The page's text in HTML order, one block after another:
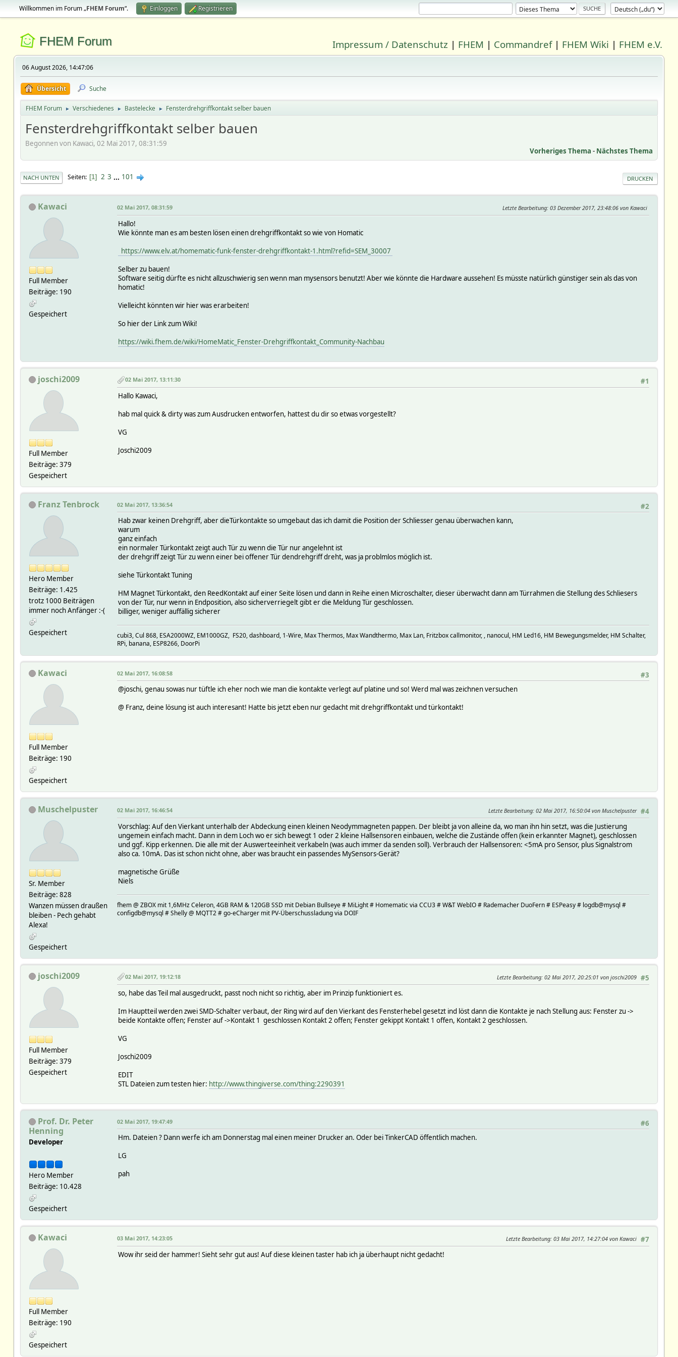
Willkommen im Forum „FHEM Forum“. Einloggen Registrieren
FHEM Forum Impressum / Datenschutz | FHEM | Commandref| FHEM Wiki | FHEM e.V.
06 August 2026, 14:47:06
Übersicht Suche
FHEM Forum ► Verschiedenes ► Bastelecke ► Fensterdrehgriffkontakt selber bauen
Fensterdrehgriffkontakt selber bauen
Begonnen von Kawaci, 02 Mai 2017, 08:31:59
Vorheriges Thema - Nächstes Thema
DRUCKEN
NACH UNTEN Seiten 1 2 3 ... 101
Kawaci
Full Member
Beiträge: 190
Gespeichert
02 Mai 2017, 08:31:59 Letzte Bearbeitung: 03 Dezember 2017, 23:48:06 von Kawaci
Hallo!
Wie könnte man es am besten lösen einen drehgriffkontakt so wie von Homatic
https://www.elv.at/homematic-funk-fenster-drehgriffkontakt-1.html?refid=SEM_30007
Selber zu bauen!
Software seitig dürfte es nicht allzuschwierig sen wenn man mysensors benutzt! Aber wie könnte die Hardware aussehen! Es müsste natürlich günstiger sein als das von
homatic!
Vielleicht könnten wir hier was erarbeiten!
So hier der Link zum Wiki!
https://wiki.fhem.de/wiki/HomeMatic_Fenster-Drehgriffkontakt_Community-Nachbau
joschi2009
Full Member
Beiträge: 379
Gespeichert
#1
02 Mai 2017, 13:11:30
Hallo Kawaci,
hab mal quick & dirty was zum Ausdrucken entworfen, hattest du dir so etwas vorgestellt?
VG
Joschi2009
Franz Tenbrock
Hero Member
Beiträge: 1.425
trotz 1000 Beiträgen
immer noch Anfänger :-(
Gespeichert
#2
02 Mai 2017, 13:36:54
Hab zwar keinen Drehgriff, aber dieTürkontakte so umgebaut das ich damit die Position der Schliesser genau überwachen kann,
warum
ganz einfach
ein normaler Türkontakt zeigt auch Tür zu wenn die Tür nur angelehnt ist
der drehgriff zeigt Tür zu wenn einer bei offener Tür dendrehgriff dreht, was ja problmlos möglich ist.
siehe Türkontakt Tuning
HM Magnet Türkontakt, den ReedKontakt auf einer Seite lösen und dann in Reihe einen Microschalter, dieser überwacht dann am Türrahmen die Stellung des Schliesers
von der Tür, nur wenn in Endposition, also sicherverriegelt gibt er die Meldung Tür geschlossen.
billiger, weniger auffällig sicherer
cubi3, Cul 868, ESA2000WZ, EM1000GZ, FS20, dashboard, 1-Wire, Max Thermos, Max Wandthermo, Max Lan, Fritzbox callmonitor, , nanocul, HM Led16, HM Bewegungsmelder, HM Schalter,
RPi, banana, ESP8266, DoorPi
Kawaci
Full Member
Beiträge: 190
Gespeichert
#3
02 Mai 2017, 16:08:58
@joschi, genau sowas nur tüftle ich eher noch wie man die kontakte verlegt auf platine und so! Werd mal was zeichnen versuchen
@ Franz, deine lösung ist auch interesant! Hatte bis jetzt eben nur gedacht mit drehgriffkontakt und türkontakt!
Muschelpuster
Sr. Member
Beiträge: 828
Wanzen müssen draußen
bleiben - Pech gehabt
Alexa!
Gespeichert
#4
02 Mai 2017, 16:46:54 Letzte Bearbeitung: 02 Mai 2017, 16:50:04 von Muschelpuster
Vorschlag: Auf den Vierkant unterhalb der Abdeckung einen kleinen Neodymmagneten pappen. Der bleibt ja von alleine da, wo man ihn hin setzt, was die Justierung
ungemein einfach macht. Dann in dem Loch wo er sich bewegt 1 oder 2 kleine Hallsensoren einbauen, welche die Zustände offen (kein erkannter Magnet), geschlossen
und ggf. Kipp erkennen. Die alle mit der Auswerteeinheit verkabeln (was auch immer da senden soll). Verbrauch der Hallsensoren: <5mA pro Sensor, plus Signalstrom
also ca. 10mA. Das ist schon nicht ohne, aber was braucht ein passendes MySensors-Gerät?
magnetische Grüße
Niels
fhem @ ZBOX mit 1,6MHz Celeron, 4GB RAM & 120GB SSD mit Debian Bullseye # MiLight # Homematic via CCU3 # W&T WebIO # Rademacher DuoFern # ESPeasy # logdb@mysql #
configdb@mysql # Shelly @ MQTT2 # go-eCharger mit PV-Überschussladung via DOIF
joschi2009
Full Member
Beiträge: 379
Gespeichert
#5
02 Mai 2017, 19:12:18 Letzte Bearbeitung: 02 Mai 2017, 20:25:01 von joschi2009
so, habe das Teil mal ausgedruckt, passt noch nicht so richtig, aber im Prinzip funktioniert es.
Im Hauptteil werden zwei SMD-Schalter verbaut, der Ring wird auf den Vierkant des Fensterhebel gesetzt ind löst dann die Kontakte je nach Stellung aus: Fenster zu ->
beide Kontakte offen; Fenster auf ->Kontakt 1 geschlossen Kontakt 2 offen; Fenster gekippt Kontakt 1 offen, Kontakt 2 geschlossen.
VG
Joschi2009
EDIT
STL Dateien zum testen hier: http://www.thingiverse.com/thing:2290391
Prof. Dr. Peter
Henning
Developer
Hero Member
Beiträge: 10.428
Gespeichert
#6
02 Mai 2017, 19:47:49
Hm. Dateien ? Dann werfe ich am Donnerstag mal einen meiner Drucker an. Oder bei TinkerCAD öffentlich machen.
LG
pah
Kawaci
Full Member
Beiträge: 190
Gespeichert
#7
03 Mai 2017, 14:23:05 Letzte Bearbeitung: 03 Mai 2017, 14:27:04 von Kawaci
Wow ihr seid der hammer! Sieht sehr gut aus! Auf diese kleinen taster hab ich ja überhaupt nicht gedacht!